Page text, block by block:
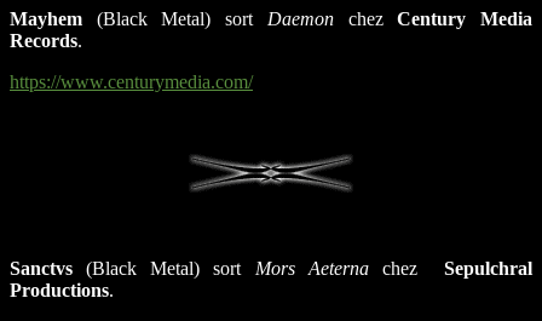
Mayhem (Black Metal) sort Daemon chezCentury Media
Records.
https://www.centurymedia.com/
Sanctvs(Black Metal) sort Mors Aeternachez Sepulchral
Productions.